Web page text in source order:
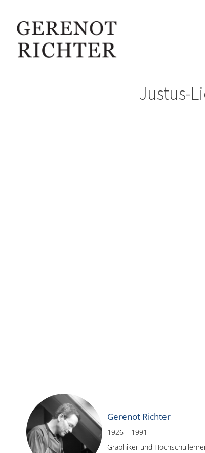
Justus-
Gerenot Richter
1926 – 1991
Graphiker und